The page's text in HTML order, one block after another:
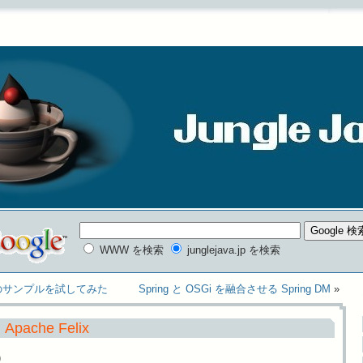
WWW を検索 junglejava.jp を検索
ンプルを試してみた Spring と OSGi を融合させる Spring DM »
Felix